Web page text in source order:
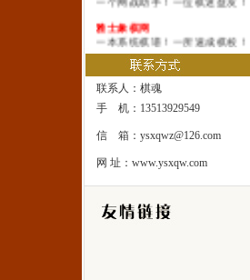
雅士象棋网
一本系统棋谱！一所速成棋校！
雅士象棋网
一处修身圣地！一座雅士乐园！
联系人：棋魂
手 机：13513929549
信 箱：ysxqwz@126.com
网 址：www.ysxqw.com